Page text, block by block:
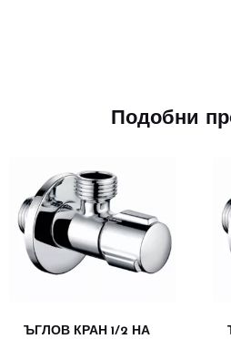
Подобни
ЪГЛОВ КРАН 1/2 НА